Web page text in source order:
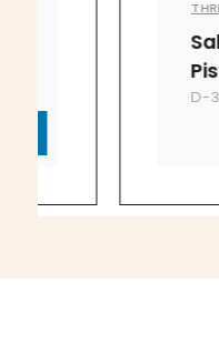
THREE
Salami